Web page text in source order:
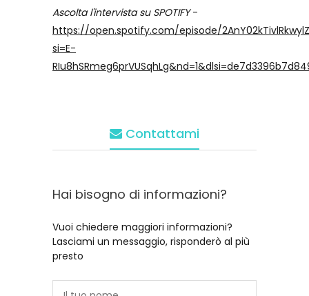
Ascolta l'intervista su SPOTIFY-
https://open.spotify.com/episode/
si=E-
Contattami
Hai bisogno di informazioni?
Vuoi chiedere maggiori informazioni?
Lasciami un messaggio, risponderò al più
presto